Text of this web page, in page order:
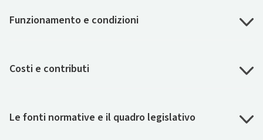
Funzionamento e condizioni
Costi e contributi
Le fonti normative e il quadro legislativo